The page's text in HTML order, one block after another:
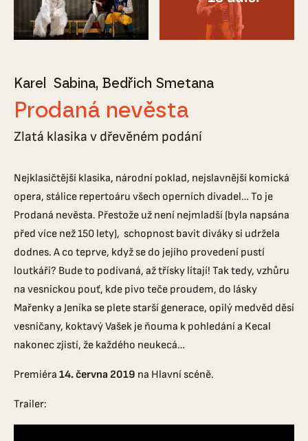
Karel Sabina Bedřich Smetana
Prodaná nevěsta
Zlatá klasika v dřevěném podání
Nejklasičtější klasika, národní poklad, nejslavnější komická
opera, stálice repertoáru všech operních divadel… To je
Prodaná nevěsta. Přestože už není nejmladší (byla napsána
před více než 150 lety), schopnost bavit diváky si udržela
dodnes. A co teprve, když se do jejího provedení pustí
loutkáři? Bude to podívaná, až třísky lítají! Tak tedy, vzhůru
na vesnickou pouť, kde pivo teče proudem, do lásky
Mařenky a Jeníka se plete starší generace, opilý medvěd děsí
vesničany, koktavý Vašek je ňouma k pohledání a Kecal
nakonec zjistí, že každého neukecá…
Premiéra 14. června 2019 na Hlavní scéně.
Trailer: